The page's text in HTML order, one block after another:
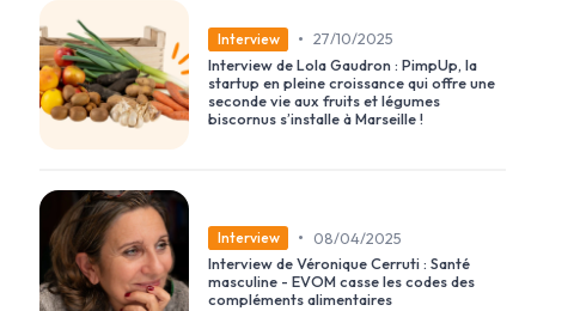
Interview • 27/10/2025
Interview de Lola Gaudron : PimpUp, la
startup en pleine croissance qui offre une
seconde vie aux fruits et légumes
biscornus s’installe à Marseille !
Interview •
08/04/2025
Interview de Véronique Cerruti : Santé
masculine - EVOM casse les codes des
compléments alimentaires